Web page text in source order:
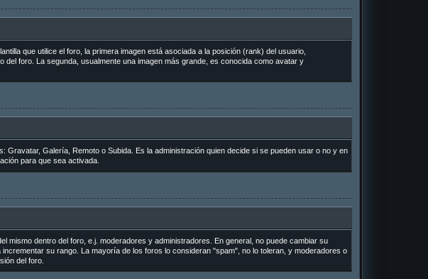
que utilice el foro, la primera imagen está asociada a la posición (rank) del usuario,
foro. La segunda, usualmente una imagen más grande, es conocida como avatar y
Gravatar, Galería, Remoto o Subida. Es la administración quien decide si se pueden usar o no y en
para que sea activada.
mismo dentro del foro, e.j. moderadores y administradores. En general, no puede cambiar su
su rango. La mayoría de los foros lo consideran "spam", no lo toleran, y moderadores o
del foro.